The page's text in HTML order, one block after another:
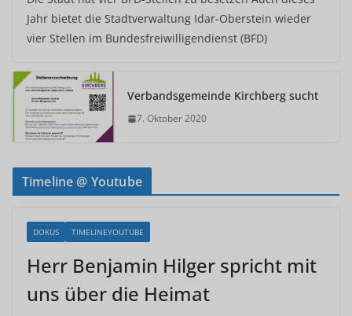
Jahr bietet die Stadtverwaltung Idar-Oberstein wieder
vier Stellen im Bundesfreiwilligendienst (BFD)
Verbandsgemeinde Kirchberg sucht
7. Oktober 2020
Timeline @ Youtube
DOKUS TIMELINEYOUTUBE
Herr Benjamin Hilger spricht mit
uns über die Heimat